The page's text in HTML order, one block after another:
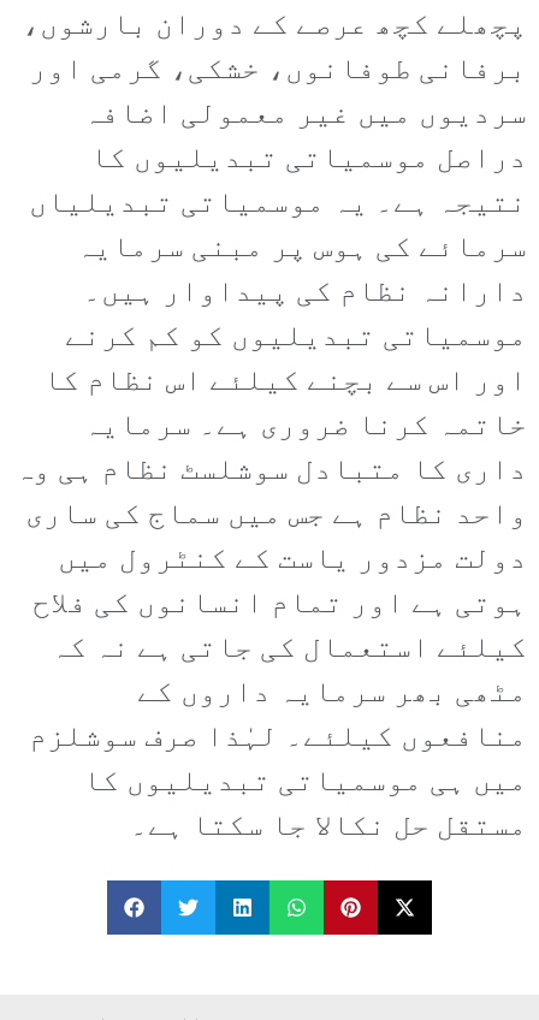
پچھلے کچھ عرصے کے دوران بارشوں،
برفانی طوفانوں، خشکی، گرمی اور
سردیوں میں غیر معمولی اضافہ
دراصل موسمیاتی تبدیلیوں کا
نتیجہ ہے۔ یہ موسمیاتی تبدیلیاں
سرمائے کی ہوس پر مبنی سرمایہ
دارانہ نظام کی پیداوار ہیں۔
موسمیاتی تبدیلیوں کو کم کرنے
اور اس سے بچنے کیلئے اس نظام کا
خاتمہ کرنا ضروری ہے۔ سرمایہ
داری کا متبادل سوشلسٹ نظام ہی وہ
واحد نظام ہے جس میں سماج کی ساری
دولت مزدور یاست کے کنٹرول میں
ہوتی ہے اور تمام انسانوں کی فلاح
کیلئے استعمال کی جاتی ہے نہ کہ
مٹھی بھر سرمایہ داروں کے
منافعوں کیلئے۔ لہٰذا صرف سوشلزم
میں ہی موسمیاتی تبدیلیوں کا
مستقل حل نکالا جا سکتا ہے۔